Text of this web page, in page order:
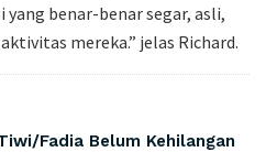
benar-benar segar, asli,
mereka.” jelas Richard.
Fadia Belum Kehilangan